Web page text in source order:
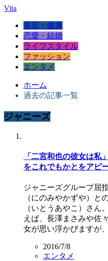
Vita
美容・健康
恋愛・結婚
ライフスタイル
ファッション
エンタメ
ホーム
過去の記事一覧
ジャニーズ
「二宮和也の彼女は私
をこれでもかとをアピ
ジャニーズグループ屈
（にのみやかずや）と
（いとうあやこ）さん
えば、長澤まさみや佐
女が思い浮かびますが
2016/7/8
エンタメ